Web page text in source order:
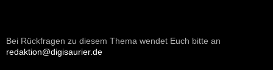
Bei Rückfragen zu diesem Thema wendet Euch bitte an
redaktion@digisaurier.de